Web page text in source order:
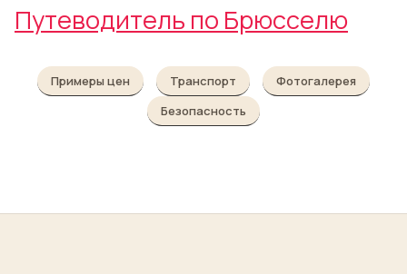
Путеводитель по Брюсселю
Примеры цен Транспорт
Фотогалерея
Безопасность